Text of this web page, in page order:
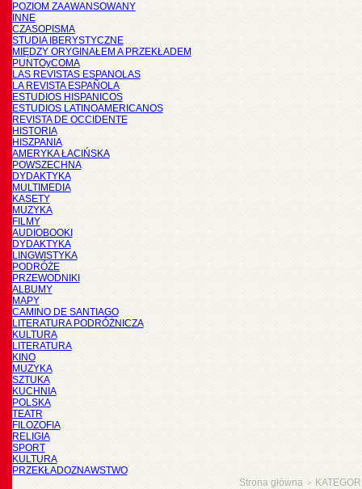
POZIOM ZAAWANSOWANY
INNE
CZASOPISMA
STUDIA IBERYSTYCZNE
MIĘDZY ORYGINAŁEM A PRZEKŁADEM
PUNTOyCOMA
LAS REVISTAS ESPANOLAS
LA REVISTA ESPAÑOLA
ESTUDIOS HISPANICOS
ESTUDIOS LATINOAMERICANOS
REVISTA DE OCCIDENTE
HISTORIA
HISZPANIA
AMERYKA ŁACIŃSKA
POWSZECHNA
DYDAKTYKA
MULTIMEDIA
KASETY
MUZYKA
FILMY
AUDIOBOOKI
DYDAKTYKA
LINGWISTYKA
PODRÓŻE
PRZEWODNIKI
ALBUMY
MAPY
CAMINO DE SANTIAGO
LITERATURA PODRÓŻNICZA
KULTURA
LITERATURA
KINO
MUZYKA
SZTUKA
KUCHNIA
POLSKA
TEATR
FILOZOFIA
RELIGIA
SPORT
KULTURA
PRZEKŁADOZNAWSTWO
Strona główna >